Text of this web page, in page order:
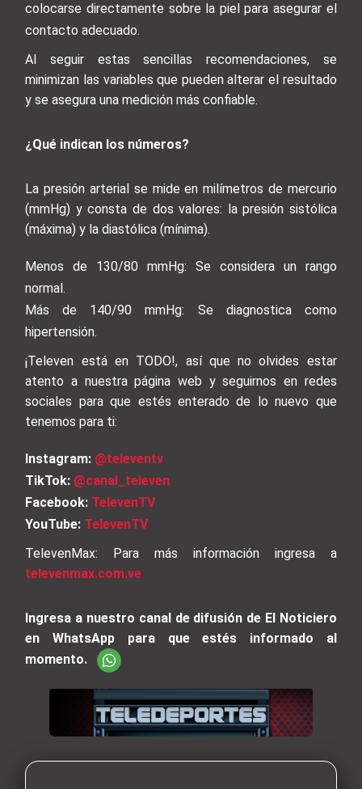
colocarse directamente sobre la piel para asegurar el
contacto adecuado.
Al seguir estas sencillas recomendaciones, se
minimizan las variables que pueden alterar el resultado
y se asegura una medición más confiable.
¿Qué indican los números?
La presión arterial se mide en milímetros de mercurio
(mmHg) y consta de dos valores: la presión sistólica
(máxima) y la diastólica (mínima).
Menos de 130/80 mmHg: Se considera un rango
normal.
Más de 140/90 mmHg: Se diagnostica como
hipertensión.
¡Televen está en TODO!, así que no olvides estar
atento a nuestra página web y seguirnos en redes
sociales para que estés enterado de lo nuevo que
tenemos para ti:
Instagram: @televentv
TikTok: @canal_televen
Facebook: TelevenTV
YouTube: TelevenTV
TelevenMax: Para más información ingresa a
televenmax.com.ve
Ingresa a nuestro canal de difusión de El Noticiero
en WhatsApp para que estés informado al
momento.